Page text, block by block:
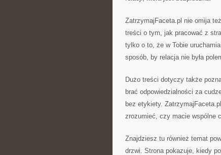
ZatrzymajFaceta.pl nie omija
treści o tym, jak pracować z
tylko o to, że w Tobie
sposób, by relacja nie była
Dużo treści dotyczy także
brać odpowiedzialności za
bez etykiety.
zrozumieć, czy macie wspólne
Znajdziesz tu również temat
drzwi. Strona pokazuje, kiedy